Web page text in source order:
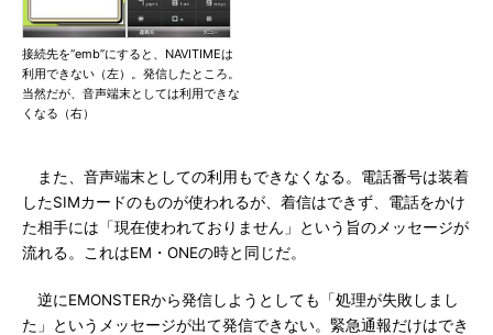
接続先を“emb”にすると、NAVITIMEは
利用できない（左）。発信したところ。
当然だが、音声端末としては利用できな
くなる（右）
また、音声端末としての利用もできなくなる。電話番号は装着
したSIMカードのものが使われるが、着信はできず、電話をかけ
た相手には「現在使われておりません」という旨のメッセージが
流れる。これはEM・ONEの時と同じだ。
逆にEMONSTERから発信しようとしても「処理が失敗しまし
た」というメッセージが出て発信できない。緊急通報だけはでき